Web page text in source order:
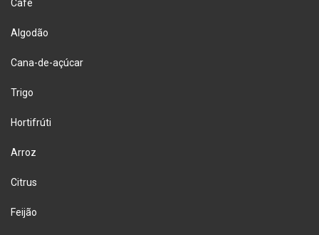
Café
Algodão
Cana-de-açúcar
Trigo
Hortifrúti
Arroz
Citrus
Feijão